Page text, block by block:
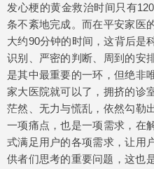
发心梗的黄金救治时间只有
条不紊地完成。而在平安家医
大约90分钟的时间，这背后是
识别、严密的判断、周到的安
是其中最重要的一环，但绝非
家大医院就可以了，拥挤的诊
茫然、无力与慌乱，依然勾勒
一项痛点，也是一项需求，在
式满足用户的各项需求，让用
供者们思考的重要问题，这也